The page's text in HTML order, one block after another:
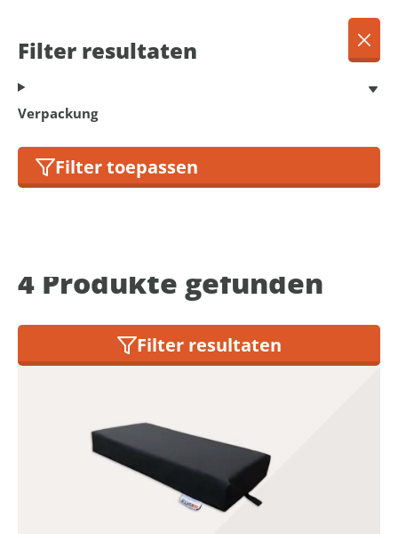
English
Menu
Sitze
4 Produkte gefunden
Filter resultaten
Filter resultaten
Verpackung
Filter toepassen